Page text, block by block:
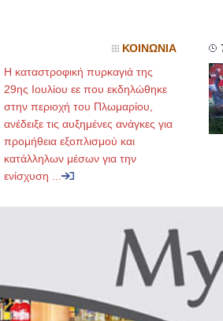
ΚΟΙΝΩΝΙΑ
Η καταστροφική πυρκαγιά της
29ης Ιουλίου εε που εκδηλώθηκε
στην περιοχή του Πλωμαρίου,
ανέδειξε τις αυξημένες ανάγκες για
προμήθεια εξοπλισμού και
κατάλληλων μέσων για την
ενίσχυση ...